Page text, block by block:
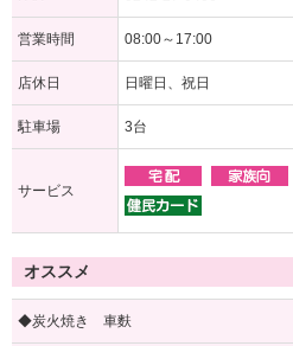
営業時間 08:00～17:00
店休日 日曜日、祝日
駐車場 3台
サービス
オススメ
◆炭火焼き 車麩